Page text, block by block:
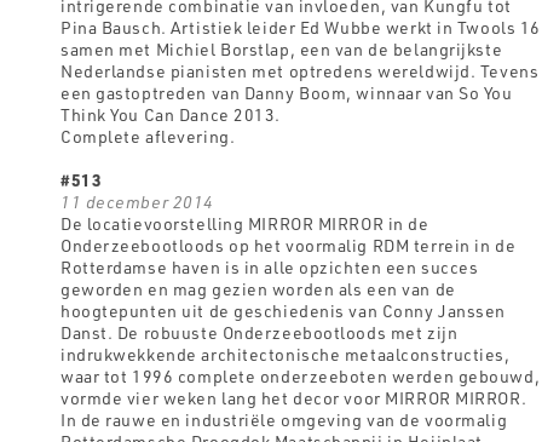
intrigerende combinatie van invloeden, van Kungfu tot
Pina Bausch. Artistiek leider Ed Wubbe werkt in Twools 16
samen met Michiel Borstlap, een van de belangrijkste
Nederlandse pianisten met optredens wereldwijd. Tevens
een gastoptreden van Danny Boom, winnaar van So You
Think You Can Dance 2013.
Complete aflevering.
#513
11 december 2014
De locatievoorstelling MIRROR MIRROR in de
Onderzeebootloods op het voormalig RDM terrein in de
Rotterdamse haven is in alle opzichten een succes
geworden en mag gezien worden als een van de
hoogtepunten uit de geschiedenis van Conny Janssen
Danst. De robuuste Onderzeebootloods met zijn
indrukwekkende architectonische metaalconstructies,
waar tot 1996 complete onderzeeboten werden gebouwd,
vormde vier weken lang het decor voor MIRROR MIRROR.
In de rauwe en industriële omgeving van de voormalig